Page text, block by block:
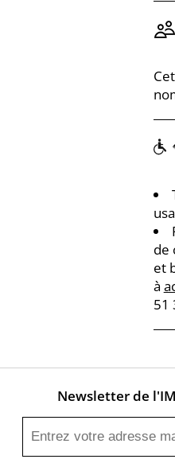
de
et
à
51
Newsletter de